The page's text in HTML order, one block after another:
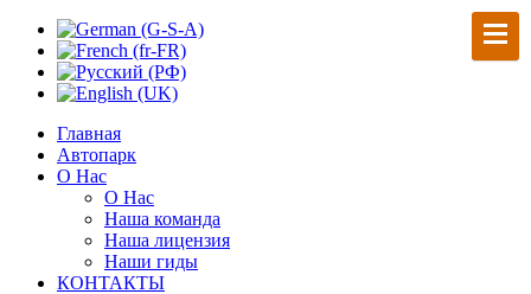
Главная
Автопарк
О Нас
О Нас
Наша команда
Наша лицензия
Наши гиды
КОНТАКТЫ